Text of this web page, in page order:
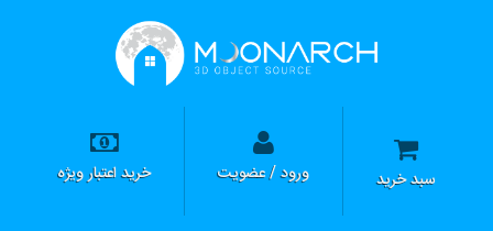
سبد خرید ورود / عضویت خرید اعتبار ویژه